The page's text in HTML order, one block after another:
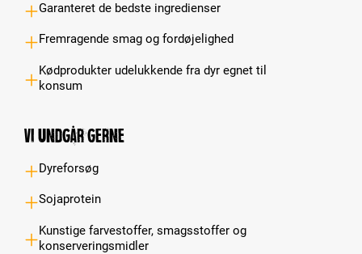
Garanteret de bedste ingredienser
Fremragende smag og fordøjelighed
Kødprodukter udelukkende fra dyr egnet til
konsum
Vi undgår gerne
Dyreforsøg
Sojaprotein
Kunstige farvestoffer, smagsstoffer og
konserveringsmidler